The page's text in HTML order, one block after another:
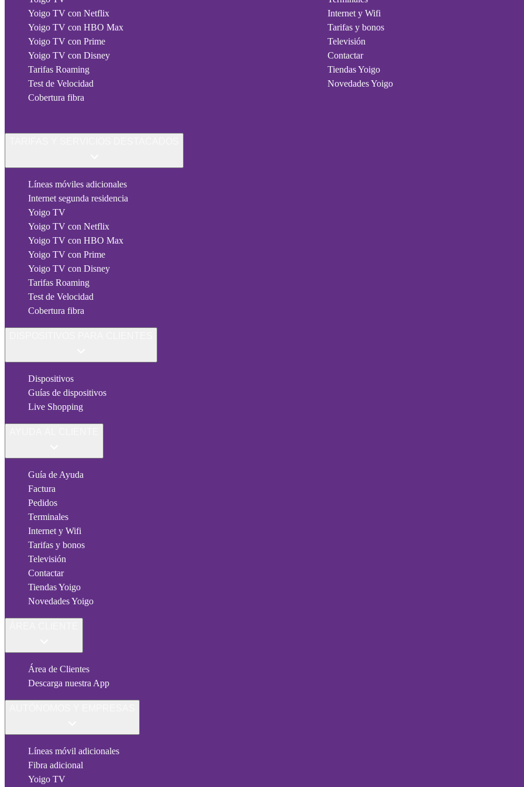
Yoigo TV con Netflix
Yoigo TV con HBO Max
Yoigo TV con Prime
Yoigo TV con Disney
Tarifas Roaming
Test de Velocidad
Cobertura fibra
Internet y Wifi
Tarifas y bonos
Televisión
Contactar
Tiendas Yoigo
Novedades Yoigo
Líneas móviles adicionales
Internet segunda residencia
Yoigo TV
Yoigo TV con Netflix
Yoigo TV con HBO Max
Yoigo TV con Prime
Yoigo TV con Disney
Tarifas Roaming
Test de Velocidad
Cobertura fibra
Dispositivos
Guías de dispositivos
Live Shopping
Guía de Ayuda
Factura
Pedidos
Terminales
Internet y Wifi
Tarifas y bonos
Televisión
Contactar
Tiendas Yoigo
Novedades Yoigo
Área de Clientes
Descarga nuestra App
Líneas móvil adicionales
Fibra adicional
Yoigo TV